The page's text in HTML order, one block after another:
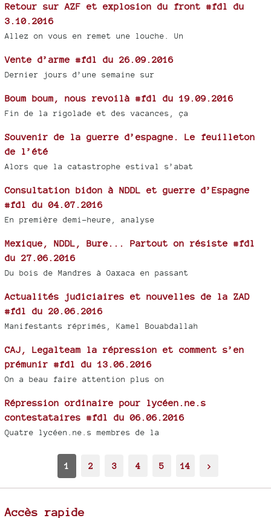
Retour sur AZF et explosion du front #fdl du
3.10.2016
Allez on vous en remet une louche. Un
Vente d’arme #fdl du 26.09.2016
Dernier jours d’une semaine sur
Boum boum, nous revoilà #fdl du 19.09.2016
Fin de la rigolade et des vacances, ça
Souvenir de la guerre d’espagne. Le feuilleton
de l’été
Alors que la catastrophe estival s’abat
Consultation bidon à NDDL et guerre d’Espagne
#fdl du 04.07.2016
En première demi-heure, analyse
Mexique, NDDL, Bure... Partout on résiste #fdl
du 27.06.2016
Du bois de Mandres à Oaxaca en passant
Actualités judiciaires et nouvelles de la ZAD
#fdl du 20.06.2016
Manifestants réprimés, Kamel Bouabdallah
CAJ, Legalteam la répression et comment s’en
prémunir #fdl du 13.06.2016
On a beau faire attention plus on
Répression ordinaire pour lycéen.ne.s
contestataires #fdl du 06.06.2016
Quatre lycéen.ne.s membres de la
1 2 3 4 5 14 >
Accès rapide